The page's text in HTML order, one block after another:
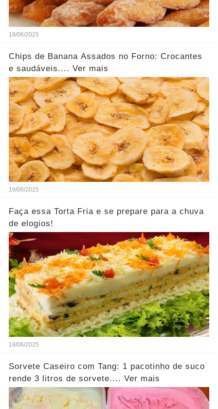
19/06/2025
Chips de Banana Assados no Forno: Crocantes
e saudáveis.... Ver mais
19/06/2025
Faça essa Torta Fria e se prepare para a chuva
de elogios!
18/06/2025
Sorvete Caseiro com Tang: 1 pacotinho de suco
rende 3 litros de sorvete.... Ver mais